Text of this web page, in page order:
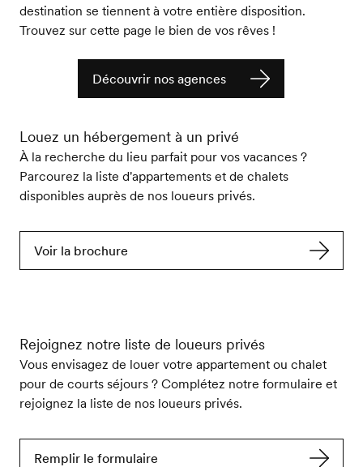
destination se tiennent à votre entière disposition.
Trouvez sur cette page le bien de vos rêves !
Découvrir nos agences
Louez un hébergement à un privé
À la recherche du lieu parfait pour vos vacances ?
Parcourez la liste d'appartements et de chalets
disponibles auprès de nos loueurs privés.
Voir la brochure
Rejoignez notre liste de loueurs privés
Vous envisagez de louer votre appartement ou chalet
pour de courts séjours ? Complétez notre formulaire et
rejoignez la liste de nos loueurs privés.
Remplir le formulaire